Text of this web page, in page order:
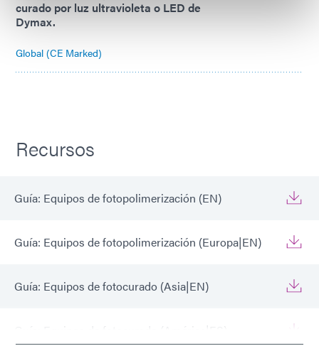
curado por luz ultravioleta o LED de
Dymax.
Global (CE Marked)
Recursos
Guía: Equipos de fotopolimerización (EN)
Guía: Equipos de fotopolimerización (Europa|EN)
Guía: Equipos de fotocurado (Asia|EN)
Guía: Equipos de fotocurado (América|ES)